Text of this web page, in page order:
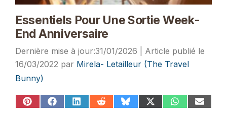
Essentiels Pour Une Sortie Week-
End Anniversaire
31/01/2026
16/03/2022 par Mirela- Letailleur (The Travel
Bunny)
ShareShareShareShareShareShareShareShare